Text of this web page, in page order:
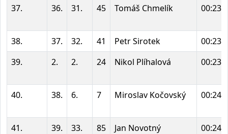
37. 36. 31. 45 Tomáš Chmelík
38. 37. 32. 41 Petr Sirotek
39.
2. 2. 24 Nikol Plíhalová
40. 38. 6. 7 Miroslav Kočovský
41. 39. 33. 85 Jan Novotný